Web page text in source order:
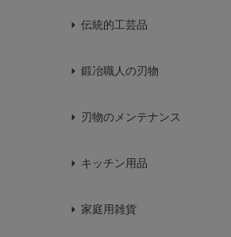
伝統的工芸品
鍛冶職人の刃物
刃物のメンテナンス
キッチン用品
家庭用雑貨